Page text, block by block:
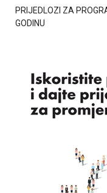
PRIJEDLOZI ZA
GODINU